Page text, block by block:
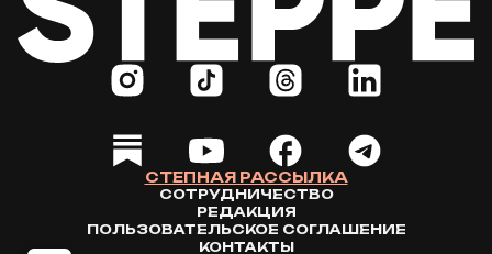
СТЕПНАЯ РАССЫЛКА
СОТРУДНИЧЕСТВО
РЕДАКЦИЯ
ПОЛЬЗОВАТЕЛЬСКОЕ СОГЛАШЕНИЕ
КОНТАКТЫ